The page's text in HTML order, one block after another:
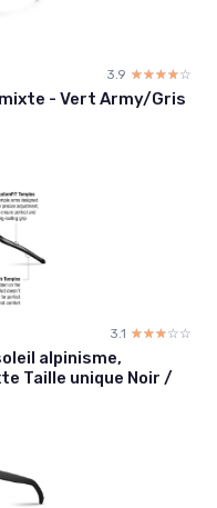
3.9 ☆☆☆☆☆
★★★★★
- Vert Army/Gris
3.1 ☆☆☆☆☆
★★★★★
alpinisme,
Taille unique Noir /